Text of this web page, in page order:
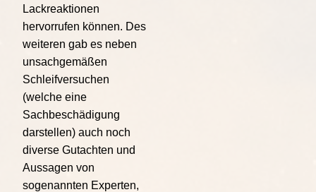
Lackreaktionen
hervorrufen können. Des
weiteren gab es neben
unsachgemäßen
Schleifversuchen
(welche eine
Sachbeschädigung
darstellen) auch noch
diverse Gutachten und
Aussagen von
sogenannten Experten,